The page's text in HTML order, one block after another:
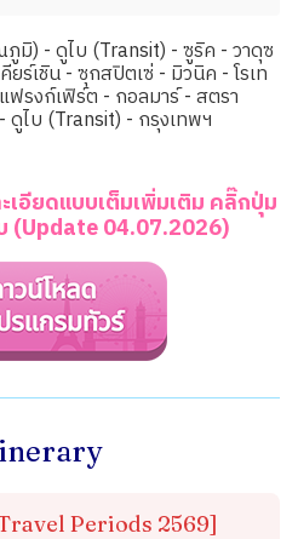
มิ) - ดูไบ (Transit) - ซูริค - วาดุซ
ร์เชิน - ซุกสปิตเซ่ - มิวนิค - โรเท
ฟรงก์เฟิร์ต - กอลมาร์ - สตรา
ดูไบ (Transit) - กรุงเทพฯ
เอียดแบบเต็มเพิ่มเติม คลิ๊กปุ่ม
(Update 04.07.2026)
Periods 2569]